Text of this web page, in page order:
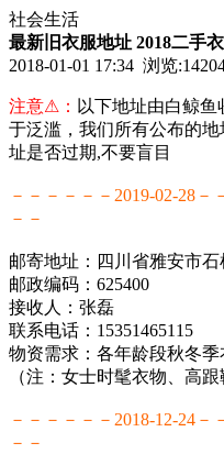
社会生活
最新旧衣服地址 2018二手
2018-01-01 17:34 浏览:
注意⚠： 以下地址由白鲸
于泛滥，我们所有公布的
址是否过期,不要盲目
－－－－－－2019-02-28
－－
邮寄地址：四川省雅安市
邮政编码：625400
接收人：张磊
联系电话：15351465115
物资需求：各年龄段秋冬
（注：女士时髦衣物、高跟
－－－－－－2018-12-24
－－